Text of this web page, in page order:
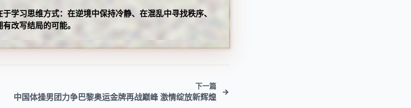
学习思维方式：在逆境中保持冷静、在混乱中寻找秩序、
改写结局的可能。
下一篇
中国体操男团力争巴黎奥运金牌再战巅峰 激情绽放新辉煌